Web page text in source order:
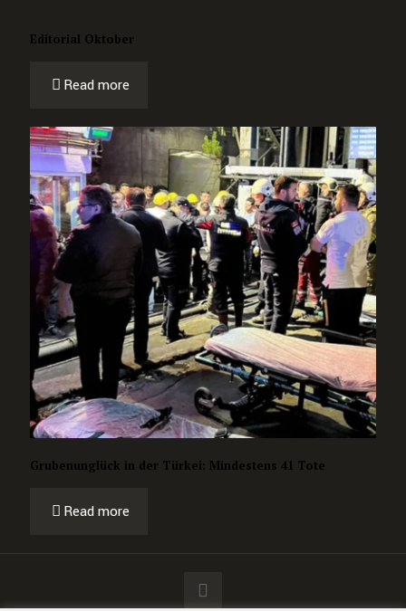
Editorial Oktober
Read more
Grubenunglück in der Türkei: Mindestens 41 Tote
Read more